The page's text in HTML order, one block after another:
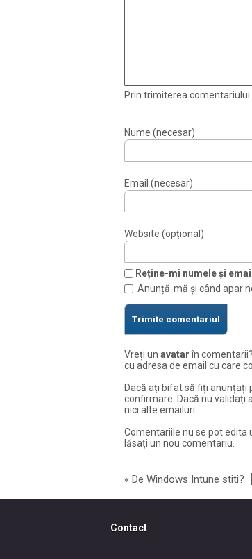
Prin trimiterea
Nume (necesar)
Email (necesar)
Website (opțional)
Reține-mi numele și
Anunță-mă și când apar
Vreți un avatarîn
cu adresa de email cu care
Dacă ați bifat să fiți anunțați
confirmare. Dacă nu validați
nici alte emailuri
Comentariile nu se pot edita
lăsați un nou comentariu.
« De Windows Intune stiti?
Contact